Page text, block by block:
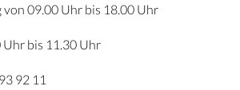
09.00 Uhr bis 18.00 Uhr
Uhr bis 11.30 Uhr
92 11